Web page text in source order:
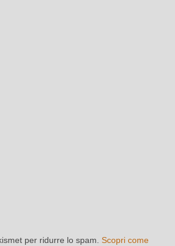
per ridurre lo spam. Scopri come